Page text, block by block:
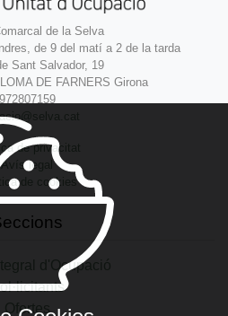
de la Selva
de 9 del matí a 2 de la tarda
Sant Salvador, 19
DE FARNERS Girona
972807159
de privacitat
Avís legal
de cookies
d'Ocupació
Ofertes